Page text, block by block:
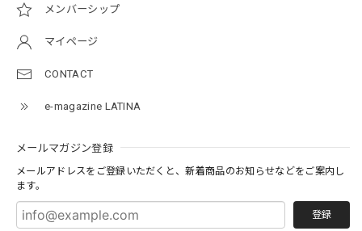
メンバーシップ
マイページ
CONTACT
e-magazine LATINA
メールマガジン登録
メールアドレスをご登録いただくと、新着商品のお知らせなどをご案内し
ます。
登録